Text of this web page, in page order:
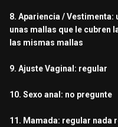
8. Apariencia /
unas mallas que le cubren
las mismas mallas
9. Ajuste Vaginal: regular
10. Sexo anal: no pregunte
11. Mamada: regular nada